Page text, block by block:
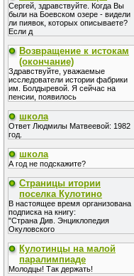
Сергей, здравствуйте. Когда Вы
были на Боевском озере - видели
ли пиявок, которых описываете?
Если д
Возвращение к истокам
(окончание)
Здравствуйте, уважаемые
исследователи истории фабрики
им. Болдыревой. Я сейчас на
пенсии, появилось
школа
Ответ Людмилы Матвеевой: 1982
год.
школа
А год не подскажите?
Страницы итории
поселка Кулотино
В настоящее время организована
подписка на книгу:
"Страна Див. Энциклопедия
Окуловского
Кулотинцы на малой
паралимпиаде
Молодцы! Так держать!